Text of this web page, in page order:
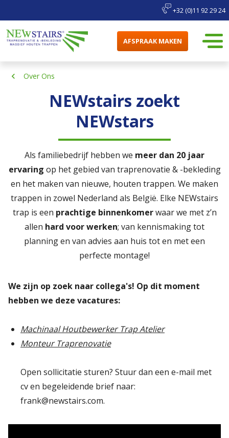
+32 (0)11 92 29 24
AFSPRAAK MAKEN
Over Ons
NEWstairs zoekt
NEWstars
Als familiebedrijf hebben we meer dan 20 jaar
ervaring op het gebied van traprenovatie & -bekleding
en het maken van nieuwe, houten trappen. We maken
trappen in zowel Nederland als België. Elke NEWstairs
trap is een prachtige binnenkomerwaar we met z’n
allen hard voor werken; van kennismaking tot
planning en van advies aan huis tot en met een
perfecte montage!
We zijn op zoek naar collega's! Op dit moment
hebben we deze vacatures:
Machinaal Houtbewerker Trap Atelier
Monteur Traprenovatie
Open sollicitatie sturen? Stuur dan een e-mail met
cv en begeleidende brief naar:
frank@newstairs.com.